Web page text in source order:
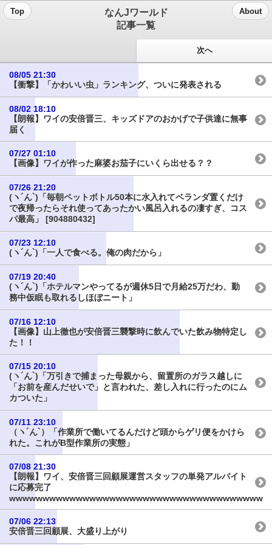
Top
なんJワールド
記事一覧
About
次へ
08/05 21:30
【衝撃】「かわいい虫」ランキング、ついに発表される
08/02 18:10
【朗報】ワイの安倍晋三、キッズドアのおかげで子供達に無事
届く
07/27 01:10
【画像】ワイが作った麻婆お茄子にいくら出せる？？
07/26 21:20
(ヽ´ん`)「毎朝ペットボトル50本に水入れてベランダ置くだけ
で夜帰ったらそれ使ってあったかい風呂入れるの凄すぎ、コス
パ最高」 [904880432]
07/23 12:10
(ヽ´ん`)「一人で食べる。俺の肉だから」
07/19 20:40
(ヽ´ん`)「ホテルマンやってるが週休5日で月給25万だわ、勤
務中仮眠も取れるしほぼニート」
07/16 12:10
【画像】山上徹也が安倍晋三襲撃時に飲んでいた飲み物特定し
た！！
07/15 20:10
(ヽ´ん`)「万引きで捕まった母親から、留置所のガラス越しに
「お前を産んだせいで」と言われた、差し入れに行ったのにム
カついた」
07/11 23:10
（ヽ´ん`）「作業所で働いてるんだけど頭からゲリ便をかけら
れた。これがB型作業所の実態」
07/08 21:30
【朗報】ワイ、安倍晋三回顧展運営スタッフの単発アルバイト
に応募完了
wwwwwwwwwwwwwwwwwwwwwwwwwwwwwwwwwwwwww
07/06 22:13
安倍晋三回顧展、大盛り上がり